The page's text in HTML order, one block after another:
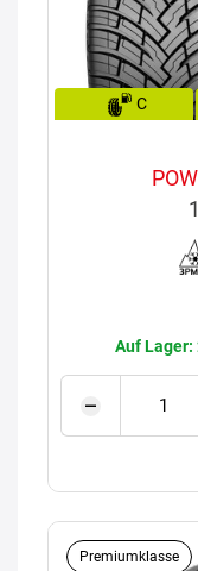
C
Auf Lager:
Premiumklasse